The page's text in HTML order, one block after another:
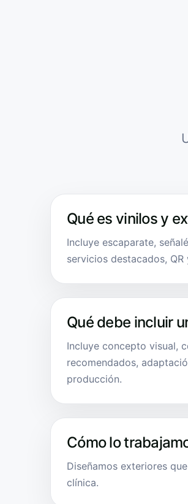
Qué es vinilos y
Incluye escaparate,
servicios destacados, QR
Qué debe incluir
Incluye concepto visual,
recomendados,
producción.
Cómo lo
Diseñamos exteriores
clínica.